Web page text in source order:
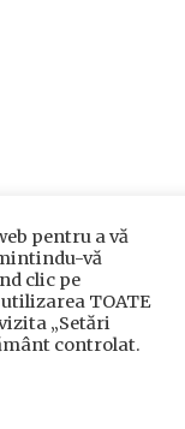
pentru a vă
vă
clic pe
TOATE
„Setări
controlat.